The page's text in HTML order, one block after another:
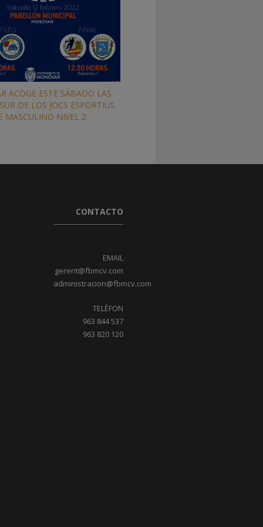
ACOGE ESTE SÁBADO LAS
DE LOS JOCS ESPORTIUS
MASCULINO NIVEL 2
CONTACTO
EMAIL
gerent@fbmcv.com
administracion@fbmcv.com
TELÈFON
963 844 537
963 820 120